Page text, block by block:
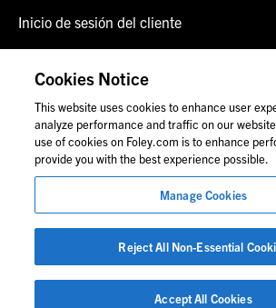
Inicio de sesión del cliente
Contáctenos
© 2026 Foley & Lardner LLP
personal de Foley.
Cookies Notice
This website uses cookies to enhance user
analyze performance and traffic on our
use of cookies on Foley.com is to enhance
provide you with the best experience possible.
Manage Cookies
Reject All Non-Essential
Accept All Cookies